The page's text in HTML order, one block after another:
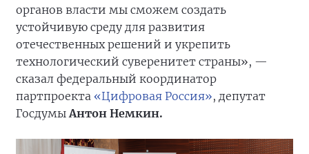
органов власти мы сможем создать
устойчивую среду для развития
отечественных решений и укрепить
технологический суверенитет страны», —
сказал федеральный координатор
партпроекта «Цифровая Россия», депутат
ГосдумыАнтон Немкин.